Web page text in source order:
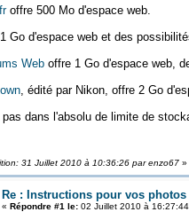
offre 500 Mo d'espace web.
Go d'espace web et des
Weboffre 1 Go d'espace web,
, édité par Nikon, offre 2 Go
dans l'absolu de limite de
31 Juillet 2010 à 10:36:26 par enzo67»
Re : Instructions pour vos photos
« Répondre #1 le:02 Juillet 2010 à